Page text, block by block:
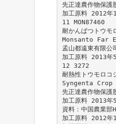
先正達農作物保護
加工原料 2012年
11 MON87460
耐かんばつトウモ
Monsanto Far
孟山都遠東有限公
加工原料 2013年
12 3272
耐熱性トウモロコ
Syngenta
先正達農作物保護
加工原料 2013年
資料：中国農業
加工原料 2012年